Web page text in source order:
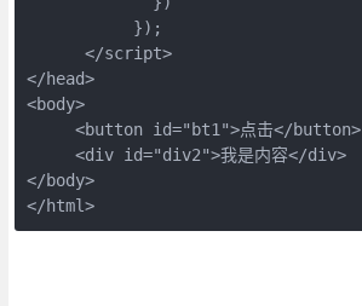
           });
      </script>
</head>
<body>
     <button id="bt1">点击</button>
     <div id="div2">我是内容</div>
</body>
</html>